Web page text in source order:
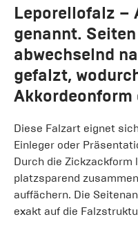
Leporellofalz –
genannt.
abwechselnd
gefalzt,
Akkordeonform
Diese Falzart eignet
Einleger oder
Durch die
platzsparend
auffächern. Die
exakt auf die